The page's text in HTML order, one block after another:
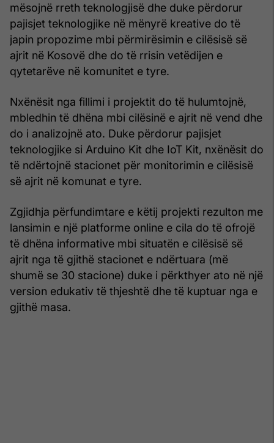
mësojnë rreth teknologjisë dhe duke përdorur
pajisjet teknologjike në mënyrë kreative do të
japin propozime mbi përmirësimin e cilësisë së
ajrit në Kosovë dhe do të rrisin vetëdijen e
qytetarëve në komunitet e tyre.
Nxënësit nga fillimi i projektit do të hulumtojnë,
mbledhin të dhëna mbi cilësinë e ajrit në vend dhe
do i analizojnë ato. Duke përdorur pajisjet
teknologjike si Arduino Kit dhe IoT Kit, nxënësit do
të ndërtojnë stacionet për monitorimin e cilësisë
së ajrit në komunat e tyre.
Zgjidhja përfundimtare e këtij projekti rezulton me
lansimin e një platforme online e cila do të ofrojë
të dhëna informative mbi situatën e cilësisë së
ajrit nga të gjithë stacionet e ndërtuara (më
shumë se 30 stacione) duke i përkthyer ato në një
version edukativ të thjeshtë dhe të kuptuar nga e
gjithë masa.